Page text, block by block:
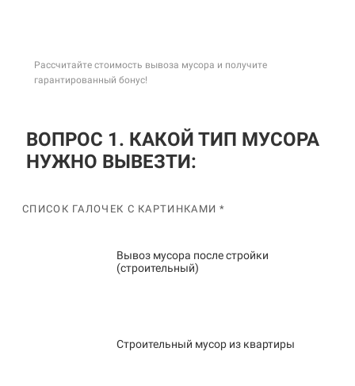
Рассчитайте стоимость вывоза мусора и получите
гарантированный бонус!
ВОПРОС 1. КАКОЙ ТИП МУСОРА
НУЖНО ВЫВЕЗТИ:
СПИСОК ГАЛОЧЕК С КАРТИНКАМИ *
Вывоз мусора после стройки
(строительный)
Строительный мусор из квартиры